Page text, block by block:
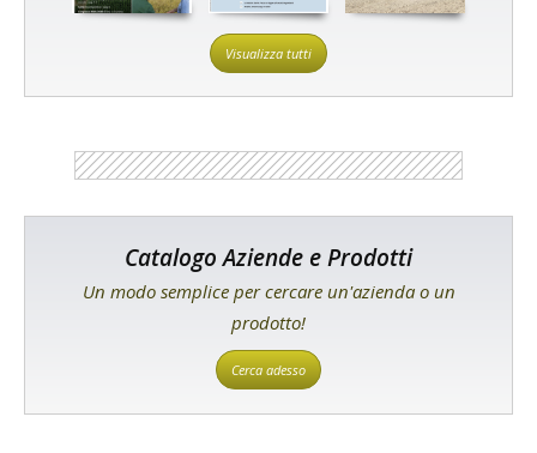
Visualizza tutti
Catalogo Aziende e Prodotti
Un modo semplice per cercare un'azienda o un
prodotto!
Cerca adesso